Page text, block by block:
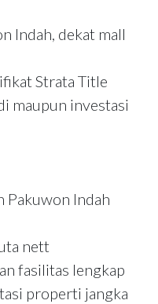
Indah, dekat mall
Strata Title
maupun investasi
Pakuwon Indah
nett
fasilitas lengkap
properti jangka